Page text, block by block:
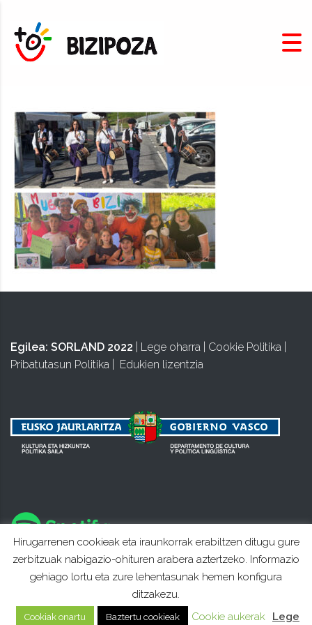
Egilea: SORLAND 2022 Lege oharra Cookie Politika
Pribatutasun Politika
Edukien lizentzia
Hirugarrenen cookieak eta iraunkorrak erabiltzen ditugu gure
zerbitzuak nabigazio-ohituren arabera aztertzeko. Informazio
gehiago lortu eta zure lehentasunak hemen konfigura
ditzakezu.
Cookiak onartu Baztertu cookieak Cookie aukerak Lege